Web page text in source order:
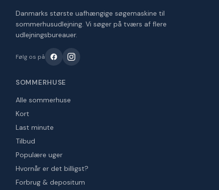
Danmarks største uafhængige søgemaskine til
sommerhusudlejning. Vi søger på tværs af flere
udlejningsbureauer.
Følg os på
SOMMERHUSE
Alle sommerhuse
Kort
Last minute
Tilbud
Populære uger
Hvornår er det billigst?
Forbrug & depositum